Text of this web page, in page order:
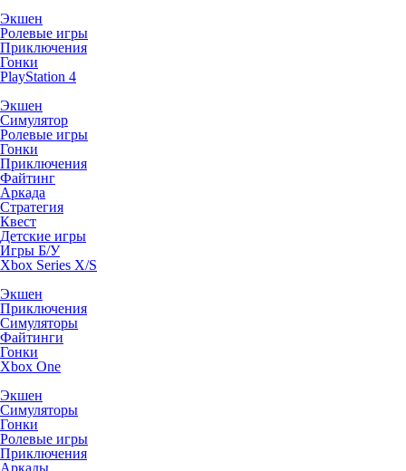
Экшен
Ролевые игры
Приключения
Гонки
PlayStation 4
Экшен
Симулятор
Ролевые игры
Гонки
Приключения
Файтинг
Аркада
Стратегия
Квест
Детские игры
Игры Б/У
Xbox Series X/S
Экшен
Приключения
Симуляторы
Файтинги
Гонки
Xbox One
Экшен
Симуляторы
Гонки
Ролевые игры
Приключения
Аркады